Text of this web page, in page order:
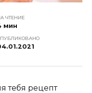
ЧТЕНИЕ
мин
тебя рецепт